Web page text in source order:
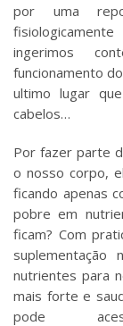
por uma
ingerimos
funcionamento
ultimo lugar
cabelos…
Por fazer parte
o nosso corpo,
ficando apenas
pobre em
ficam? Com
suplementação
nutrientes para
mais forte e
pode